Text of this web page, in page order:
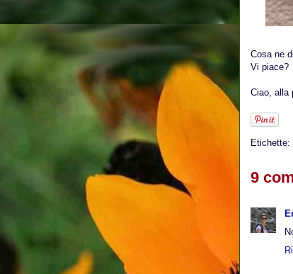
Cosa ne
Vi piace?
Ciao, alla
Etichette:
9